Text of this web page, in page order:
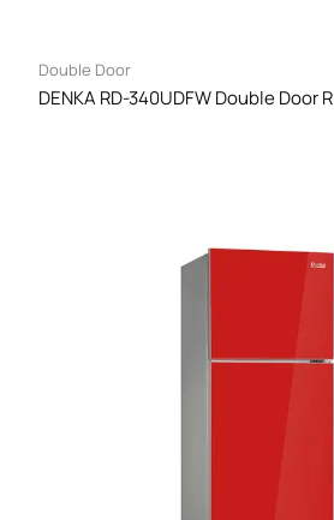
Double Door
DENKA RD-340UDFW Double Door R